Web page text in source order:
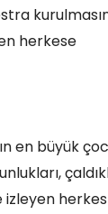
herkese
en büyük
izleyen herkes